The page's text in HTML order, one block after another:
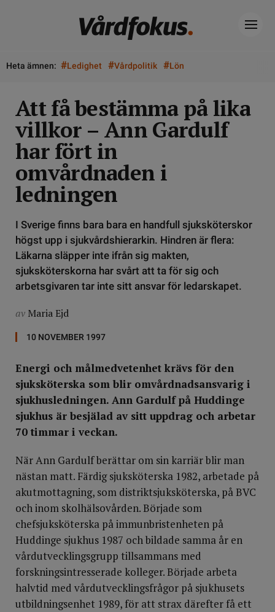
Heta ämnen: #Ledighet #Vårdpolitik #Lön
Att få bestämma på lika
villkor – Ann Gardulf
har fört in
omvårdnaden i
ledningen
I Sverige finns bara bara en handfull sjuksköterskor
högst upp i sjukvårdshierarkin. Hindren är flera:
Läkarna släpper inte ifrån sig makten,
sjuksköterskorna har svårt att ta för sig och
arbetsgivaren tar inte sitt ansvar för ledarskapet.
av Maria Ejd
10 NOVEMBER 1997
Energi och målmedvetenhet krävs för den
sjuksköterska som blir omvårdnadsansvarig i
sjukhusledningen. Ann Gardulf på Huddinge
sjukhus är besjälad av sitt uppdrag och arbetar
70 timmar i veckan.
När Ann Gardulf berättar om sin karriär blir man
nästan matt. Färdig sjuksköterska 1982, arbetade på
akutmottagning, som distriktsjuksköterska, på BVC
och inom skolhälsovården. Började som
chefsjuksköterska på immunbristenheten på
Huddinge sjukhus 1987 och bildade samma år en
vårdutvecklingsgrupp tillsammans med
forskningsintresserade kolleger. Började arbeta
halvtid med vårdutvecklingsfrågor på sjukhusets
utbildningsenhet 1989, för att strax därefter få ett